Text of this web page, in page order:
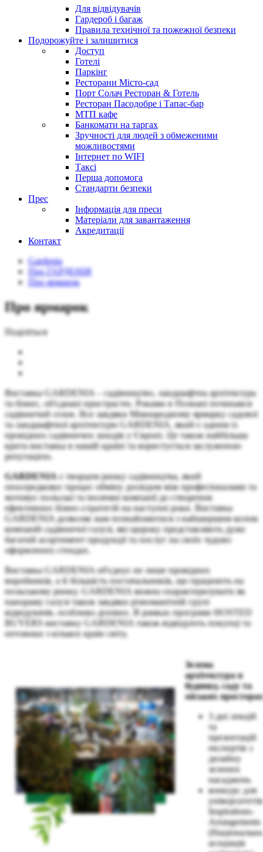
Для відвідувачів
Гардероб і багаж
Правила технічної та пожежної безпеки
Подорожуйте і залишитися
Доступ
Готелі
Паркінг
Ресторани Місто-сад
Порт Солач Ресторан & Готель
Ресторан Пасодобре і Tапас-бар
МТП кафе
Банкомати на таргах
Зручності для людей з обмеженими
можливостями
Інтернет по WIFI
Таксі
Перша допомога
Стандарти безпеки
Прес
Інформація для преси
Матеріали для завантаження
Акредитації
Контакт
Gardenia
Про ГАРДЕНІЯ
Про ярмарок
Про ярмарок
Поділіться
Виставка GARDENIA – садівництво, ландшафтна архітектура
та бізнес, об'єднані пристрастю. Роками в Познані починався
садівничий сезон. Все завдяки Міжнародному ярмарку садової
та ландшафтної архітектури GARDENIA, який є одним із
провідних садівничих заходів у Європі. Це також найбільша
крита виставка в нашій країні та користується заслуженою
репутацією.
GARDENIAє творцем ринку садівництва, який
опосередковує процес обміну досвідом між професіоналами та
мотивує польські та іноземні компанії до створення
ефективних бізнес-стратегій на наступні роки. Виставка
GARDENIA дозволяє вам познайомитися з найширшим колом
компаній садівничої галузі, які щороку представляють дуже
багатий асортимент продукції та послуг на своїх чудово
оформлених стендах.
Виставка GARDENIA об'єднує не лише провідних
виробників, а й більшість постачальників, що працюють на
польському ринку. GARDENIA можна охарактеризувати як
панораму галузі також завдяки різноманітній групі
відвідувачів, особливо ділових. В рамках програми HOSTED
BUYERS виставку GARDENIA також відвідують покупці та
оптовики з кількох країн світу.
Зелена
архітектура в
будинку, саду та
міських просторах
3 дні лекцій
та
презентацій
експертів з
дизайну
зелених
насаджень
конкурс для
Inspirations-
Arrangements
(Національна
асоціація